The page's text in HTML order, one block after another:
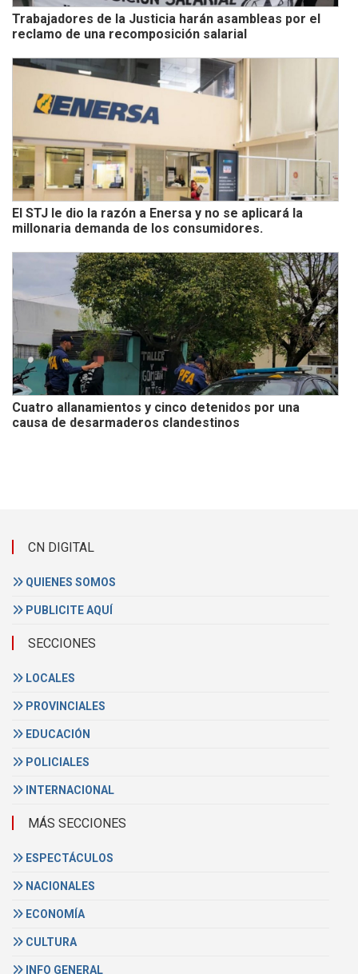
Trabajadores de la Justicia harán asambleas por el
reclamo de una recomposición salarial
El STJ le dio la razón a Enersa y no se aplicará la
millonaria demanda de los consumidores.
Cuatro allanamientos y cinco detenidos por una
causa de desarmaderos clandestinos
CN DIGITAL
QUIENES SOMOS
PUBLICITE AQUÍ
SECCIONES
LOCALES
PROVINCIALES
EDUCACIÓN
POLICIALES
INTERNACIONAL
MÁS SECCIONES
ESPECTÁCULOS
NACIONALES
ECONOMÍA
CULTURA
INFO GENERAL